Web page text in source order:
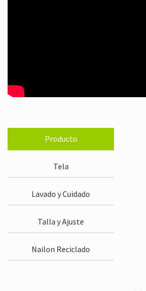
Producto
Tela
Lavado y Cuidado
Talla y Ajuste
Nailon Reciclado